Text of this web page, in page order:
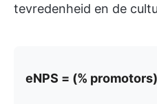
tevredenheid en de
eNPS = (%